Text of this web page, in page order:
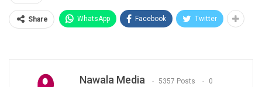
Share WhatsApp Facebook Twitter
Nawala Media 5357 Posts 0